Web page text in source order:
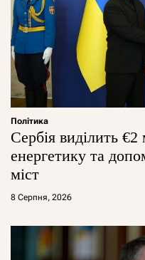
Політика
Сербія виділить
енергетику та
міст
8 Серпня, 2026